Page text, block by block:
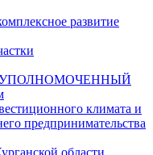
развитие
климата и
предпринимательства
области